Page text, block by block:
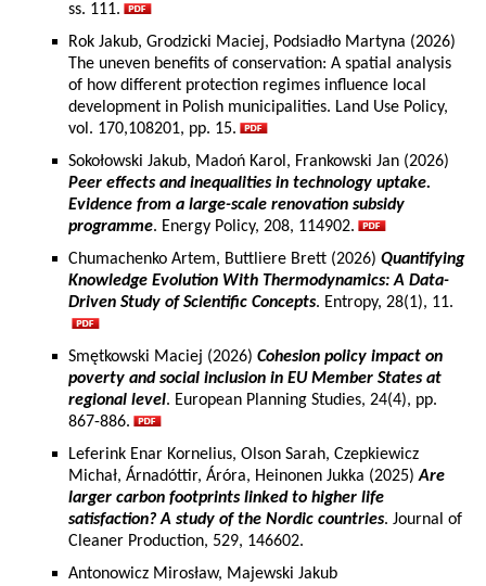
ss. 111.
Rok Jakub, Grodzicki Maciej, Podsiadło Martyna (2026)
The uneven benefits of conservation: A spatial analysis
of how different protection regimes influence local
development in Polish municipalities. Land Use Policy,
vol. 170,108201, pp. 15.
Sokołowski Jakub, Madoń Karol, Frankowski Jan (2026)
Peer effects and inequalities in technology uptake.
Evidence from a large-scale renovation subsidy
programme. Energy Policy, 208, 114902.
Chumachenko Artem, Buttliere Brett (2026) Quantifying
Knowledge Evolution With Thermodynamics: A Data-
Driven Study of Scientific Concepts. Entropy, 28(1), 11.
Smętkowski Maciej (2026) Cohesion policy impact on
poverty and social inclusion in EU Member States at
regional level. European Planning Studies, 24(4), pp.
867-886.
Leferink Enar Kornelius, Olson Sarah, Czepkiewicz
Michał, Árnadóttir, Áróra, Heinonen Jukka (2025)Are
larger carbon footprints linked to higher life
satisfaction? A study of the Nordic countries. Journal of
Cleaner Production, 529, 146602.
Antonowicz Mirosław, Majewski Jakub